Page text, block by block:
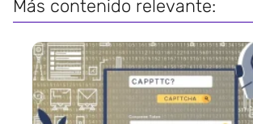
Más contenido relevante: